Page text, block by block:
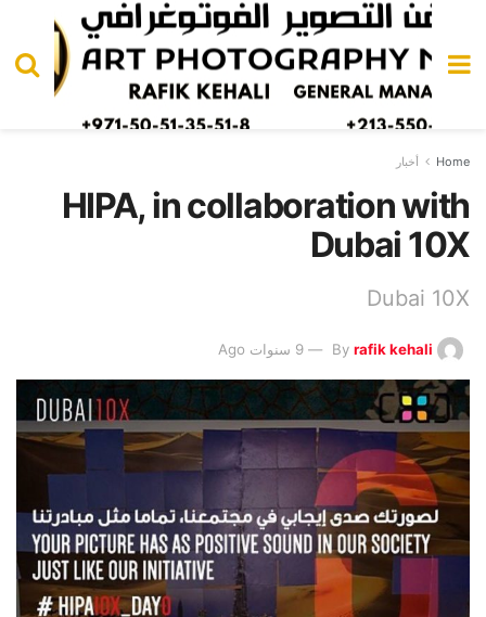
Home أخبار
HIPA, in collaboration with
Dubai 10X
Dubai 10X
By rafik kehali 9 سنوات Ago